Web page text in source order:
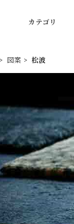
カテゴリ
図案 松波